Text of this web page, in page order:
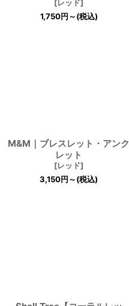
[ レッド]
1,750円～(税込)
M&M｜ブレスレット・アンク
レット
[レッド]
3,150円～(税込)